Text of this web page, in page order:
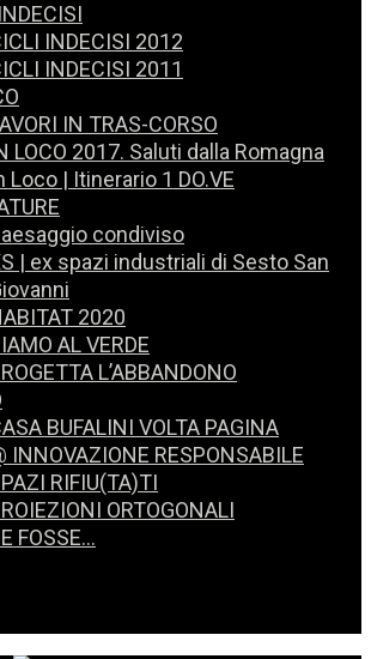
INDECISI 2012
INDECISI 2011
IN TRAS-CORSO
LOCO 2017. Saluti dalla Romagna
Loco | Itinerario 1 DO.VE
condiviso
| ex spazi industriali di Sesto San
2020
AL VERDE
L’ABBANDONO
BUFALINI VOLTA PAGINA
INNOVAZIONE RESPONSABILE
RIFIU(TA)TI
ORTOGONALI
FOSSE…